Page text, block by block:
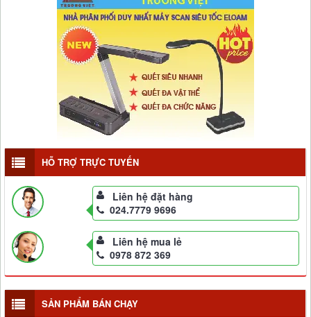
HỖ TRỢ TRỰC TUYẾN
Liên hệ đặt hàng
024.7779 9696
Liên hệ mua lẻ
0978 872 369
SẢN PHẨM BÁN CHẠY